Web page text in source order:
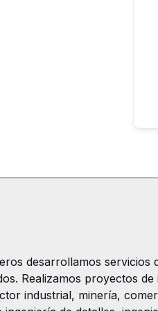
desarrollamos servicios
Realizamos proyectos
industrial, minería,